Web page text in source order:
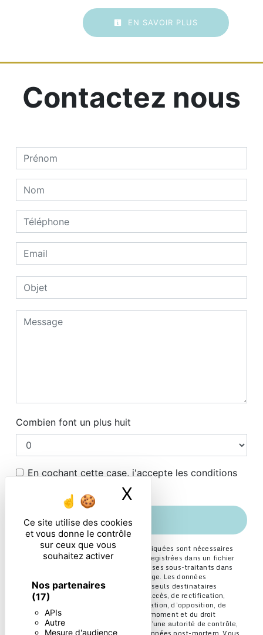
Ce site utilise des cookies
et vous donne le contrôle
sur ceux que vous
souhaitez activer
Nos partenaires
(17)
APIs
Autre
Mesure d'audience
X
EN SAVOIR PLUS
Contactez nous
Combien font un plus huit
En cochant cette case, j'accepte les conditions
particulières ci-dessous **
ENVOYER
** Les données personnelles communiquées sont nécessaires
aux fins de vous contacter et sont enregistrées dans un fichier
informatisé. Elles sont destinées à et ses sous-traitants dans
le seul but de répondre à votre message. Les données
collectées seront communiquées aux seuls destinataires
suivants: . Vous disposez de droits d’accès, de rectification,
d’effacement, de portabilité, de limitation, d’opposition, de
retrait de votre consentement à tout moment et du droit
d’introduire une réclamation auprès d’une autorité de contrôle,